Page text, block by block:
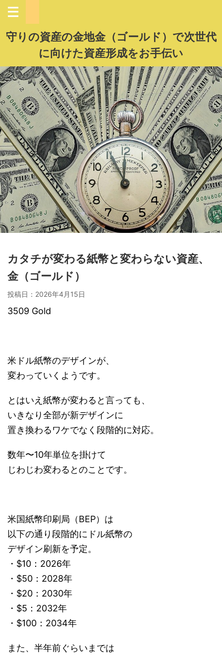
守りの資産の金地金（ゴールド）で次世代
に向けた資産形成をお手伝い
カタチが変わる紙幣と変わらない資産、
金（ゴールド）
投稿日： 2026年4月15日
3509 Gold
米ドル紙幣のデザインが、
変わっていくようです。
とはいえ紙幣が変わると言っても、
いきなり全部が新デザインに
置き換わるワケでなく段階的に対応。
数年〜10年単位を掛けて
じわじわ変わるとのことです。
米国紙幣印刷局（BEP）は
以下の通り段階的にドル紙幣の
デザイン刷新を予定。
・$10：2026年
・$50：2028年
・$20：2030年
・$5：2032年
・$100：2034年
また、半年前ぐらいまでは